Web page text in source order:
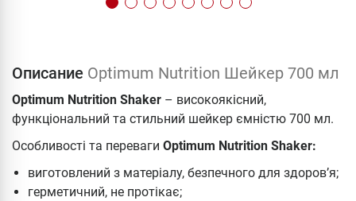
Описание Optimum Nutrition Шейкер 700 мл
Optimum Nutrition Shaker – високоякісний,
функціональний та стильний шейкер ємністю 700 мл.
Особливості та переваги Optimum Nutrition Shaker:
виготовлений з матеріалу, безпечного для здоров’я;
герметичний, не протікає;